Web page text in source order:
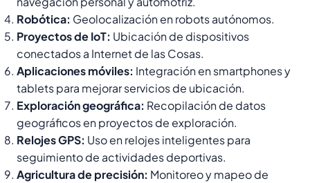
Robótica: Geolocalización en robots autónomos.
Proyectos de IoT: Ubicación de dispositivos
conectados a Internet de las Cosas.
Aplicaciones móviles: Integración en smartphones y
tablets para mejorar servicios de ubicación.
Exploración geográfica: Recopilación de datos
geográficos en proyectos de exploración.
Relojes GPS: Uso en relojes inteligentes para
seguimiento de actividades deportivas.
Agricultura de precisión: Monitoreo y mapeo de